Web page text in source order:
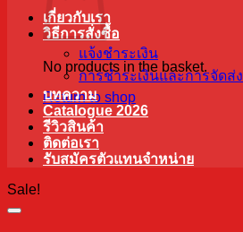
No products in the basket.
Return to shop
เกี่ยวกับเรา
วิธีการสั่งซื้อ
แจ้งชำระเงิน
การชำระเงินและการจัดส่ง
บทความ
Catalogue 2026
รีวิวสินค้า
ติดต่อเรา
รับสมัครตัวแทนจำหน่าย
Sale!